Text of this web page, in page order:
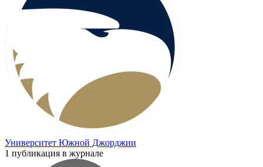
Университет Южной Джорджии
1 публикация в журнале